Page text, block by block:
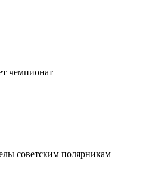
чемпионат
советским полярникам